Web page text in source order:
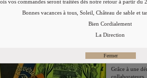
vos commandes seront traitées dès notre retour à partir
Bonnes vacances à tous, Soleil, Château de sable et
Bien Cordialement
La Direction
Raverdy & Cie
le fondement
Grâce à une